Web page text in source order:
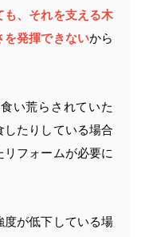
も、それを支える木
を発揮できないから
い荒らされていた
したりしている場合
フォームが必要に
度が低下している場